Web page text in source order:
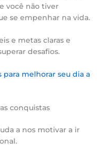
você não tiver
se empenhar na vida.
e metas claras e
desafios.
para melhorar seu dia a
conquistas
a nos motivar a ir